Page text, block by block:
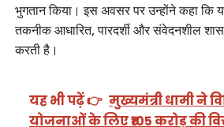
भुगतान किया। इस अवसर पर उन्होंने कहा कि
तकनीक आधारित, पारदर्शी और संवेदनशील
करती है।
यह भी पढ़ें 👉 मुख्यमंत्री धामी ने
योजनाओं के लिए ₹105 करोड़ की